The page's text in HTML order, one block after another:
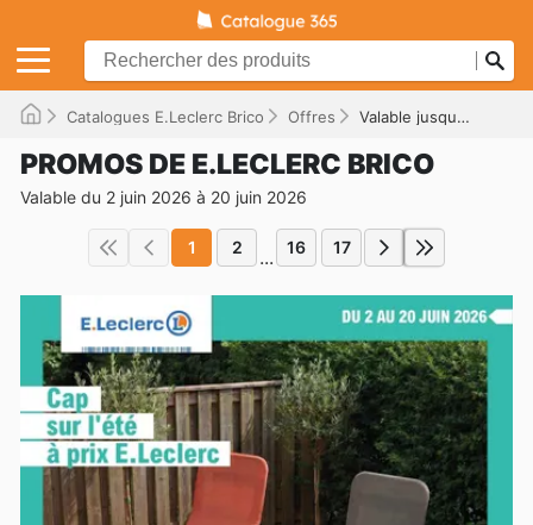
Catalogues E.Leclerc Brico Offres Valable jusqu'à 20/06/2026
PROMOS DE E.LECLERC BRICO
Valable du 2 juin 2026 à 20 juin 2026
1 2 ... 16 17